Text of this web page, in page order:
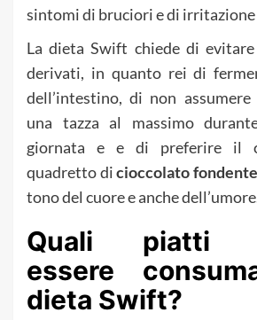
sintomi di bruciori e di irritazione
La dieta Swift chiede di
derivati, in quanto rei di
dell’intestino, di non
una tazza al massimo
giornata e e di preferire il
quadretto dicioccolatofondente
tono del cuore e anche
Quali piatti
essere
dieta Swift?